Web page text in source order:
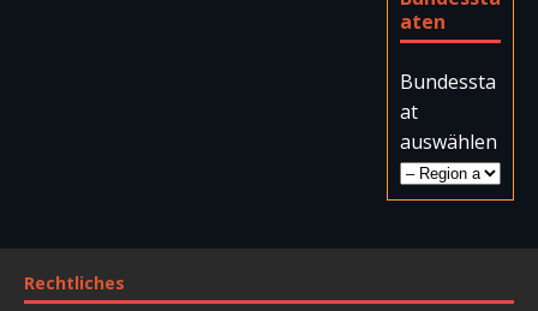
aten
Bundessta
at
auswählen
Rechtliches